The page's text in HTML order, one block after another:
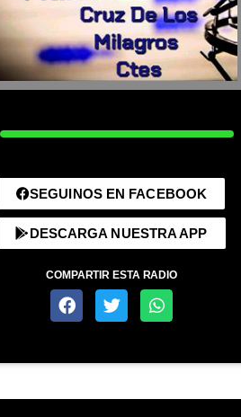
SEGUINOS EN FACEBOOK
DESCARGA NUESTRA APP
COMPARTIR ESTA RADIO